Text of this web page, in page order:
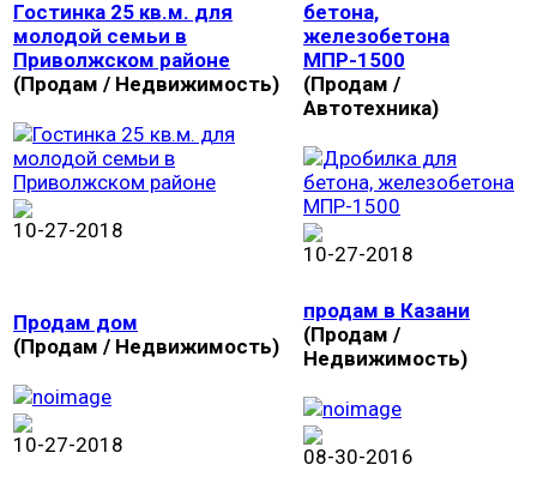
Гостинка 25 кв.м. для
молодой семьи в
Приволжском районе
(Продам / Недвижимость)
10-27-2018
бетона,
железобетона
МПР-1500
(Продам /
Автотехника)
10-27-2018
Продам дом
(Продам / Недвижимость)
10-27-2018
продам в Казани
(Продам /
Недвижимость)
08-30-2016